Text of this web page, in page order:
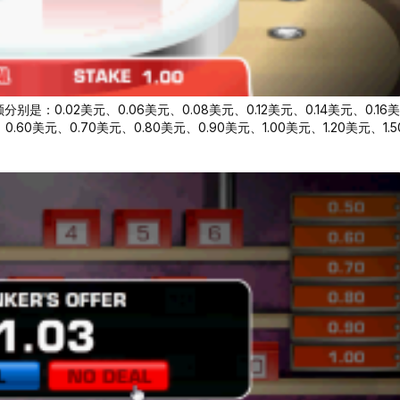
别是：0.02美元、0.06美元、0.08美元、0.12美元、0.14美元、0.16美
美元、0.70美元、0.80美元、0.90美元、1.00美元、1.20美元、